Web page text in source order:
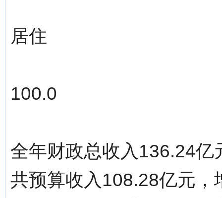
居住
100.0
全年财政总收入136.24
共预算收入108.28亿元